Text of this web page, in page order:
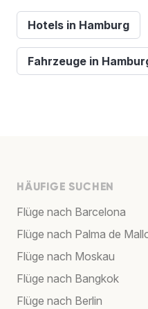
Hotels in Hamburg
Fahrzeuge in
HÄUFIGE SUCHEN
Flüge nach Barcelona
Flüge nach Palma de
Flüge nach Moskau
Flüge nach Bangkok
Flüge nach Berlin